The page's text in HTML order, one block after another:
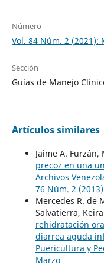
Número
Vol. 84 Núm. 2 (2021):
Sección
Guías de Manejo
Artículos similares
Jaime A.
precoz en una
Archivos
76 Núm. 2
Mercedes R. de
Salvatierra,
rehidratación
diarrea aguda
Puericultura y
Marzo